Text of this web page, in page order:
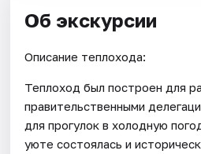
Об экскурсии
Описание теплохода:
Теплоход был построен для
правительственными
для прогулок в холодную
уюте состоялась и